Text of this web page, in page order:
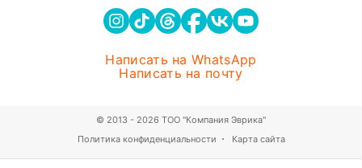
Написать на WhatsApp
Написать на почту
Политика конфиденциальности Карта сайта
© 2013 - 2026 ТОО "Компания Эврика"